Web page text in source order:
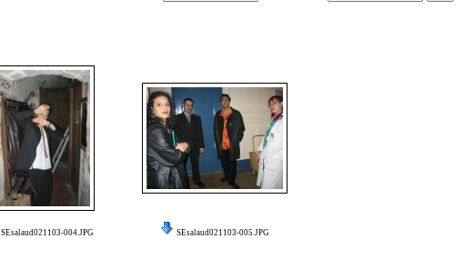
SEsalaud021103-004.JPG SEsalaud021103-005.JPG